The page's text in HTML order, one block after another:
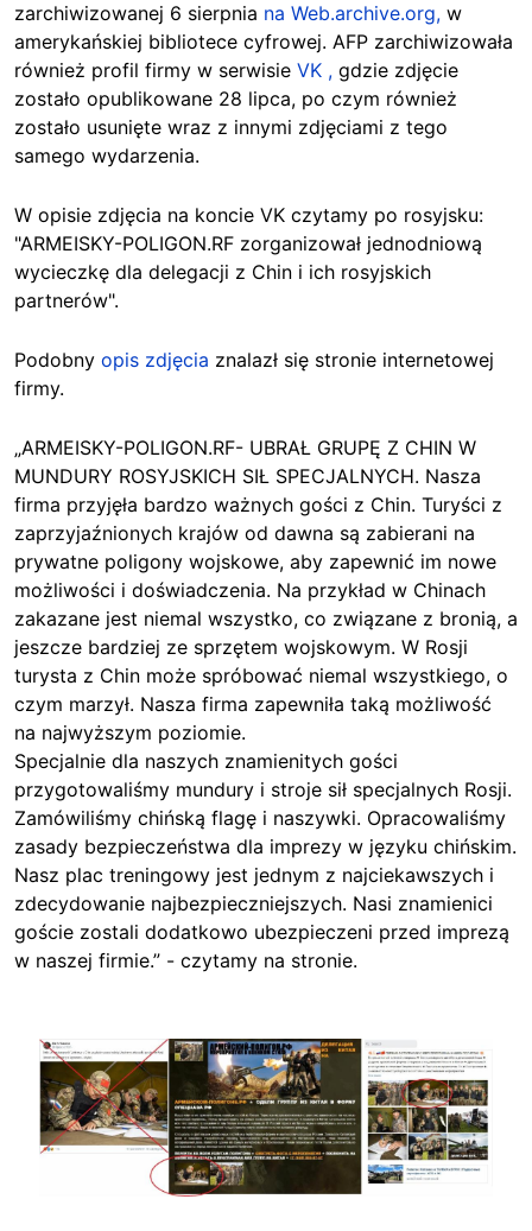
zarchiwizowanej 6 sierpnia na Web.archive.org, w
amerykańskiej bibliotece cyfrowej. AFP zarchiwizowała
również profil firmy w serwisie VK , gdzie zdjęcie
zostało opublikowane 28 lipca, po czym również
zostało usunięte wraz z innymi zdjęciami z tego
samego wydarzenia.
W opisie zdjęcia na koncie VK czytamy po rosyjsku:
"ARMEISKY-POLIGON.RF zorganizował jednodniową
wycieczkę dla delegacji z Chin i ich rosyjskich
partnerów".
Podobny opis zdjęcia znalazł się stronie internetowej
firmy.
„ARMEISKY-POLIGON.RF- UBRAŁ GRUPĘ Z CHIN W
MUNDURY ROSYJSKICH SIŁ SPECJALNYCH. Nasza
firma przyjęła bardzo ważnych gości z Chin. Turyści z
zaprzyjaźnionych krajów od dawna są zabierani na
prywatne poligony wojskowe, aby zapewnić im nowe
możliwości i doświadczenia. Na przykład w Chinach
zakazane jest niemal wszystko, co związane z bronią, a
jeszcze bardziej ze sprzętem wojskowym. W Rosji
turysta z Chin może spróbować niemal wszystkiego, o
czym marzył. Nasza firma zapewniła taką możliwość
na najwyższym poziomie.
Specjalnie dla naszych znamienitych gości
przygotowaliśmy mundury i stroje sił specjalnych Rosji.
Zamówiliśmy chińską flagę i naszywki. Opracowaliśmy
zasady bezpieczeństwa dla imprezy w języku chińskim.
Nasz plac treningowy jest jednym z najciekawszych i
zdecydowanie najbezpieczniejszych. Nasi znamienici
goście zostali dodatkowo ubezpieczeni przed imprezą
w naszej firmie.” - czytamy na stronie.
Image